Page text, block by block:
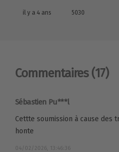
il y a 4 ans 5030
Commentaires (17)
Sébastien Pu***l
Cettte soumission à cause des
honte
04/02/2026, 13:46:36